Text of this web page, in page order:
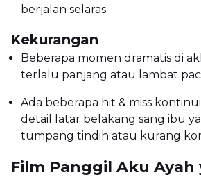
berjalan selaras.
Kekurangan
Beberapa momen dramatis di
terlalu panjang atau lambat
Ada beberapa hit & miss
detail latar belakang sang ibu
tumpang tindih atau kurang
Film Panggil Aku Ayah